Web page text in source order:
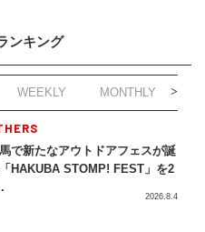
ンキング
WEEKLY MONTHLY
で新たなアウトドアフェスが誕
HAKUBA STOMP! FEST」を2
2026.8.4